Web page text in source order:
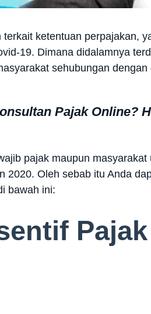
ketentuan perpajakan,
19. Dimana didalamnya
sehubungan
Pajak Online?
pajak maupun
2020. Oleh sebab itu Anda
bawah ini: